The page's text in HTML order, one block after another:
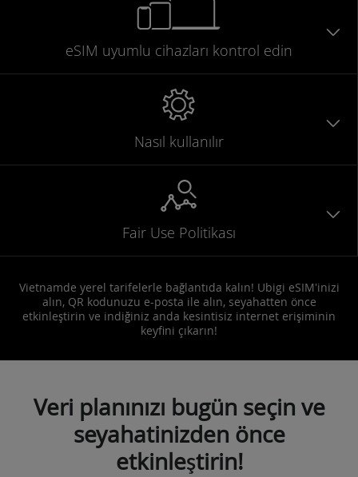
eSIM uyumlu cihazları kontrol edin
Nasıl kullanılır
Fair Use Politikası
Vietnamde yerel tarifelerle bağlantıda kalın! Ubigi eSIM'inizi
alın, QR kodunuzu e-posta ile alın, seyahatten önce
etkinleştirin ve indiğiniz anda kesintisiz internet erişiminin
keyfini çıkarın!
Veri planınızı bugün seçin ve
seyahatinizden önce
etkinleştirin!